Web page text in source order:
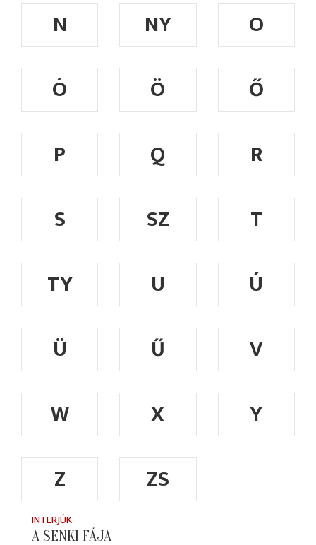
N NY
O
Ó
Ö
Ő
P
Q
R
S
SZ
T
TY
U
Ú
Ü
Ű
V
W
X
Y
Z
ZS
INTERJÚK
A SENKI FÁJA